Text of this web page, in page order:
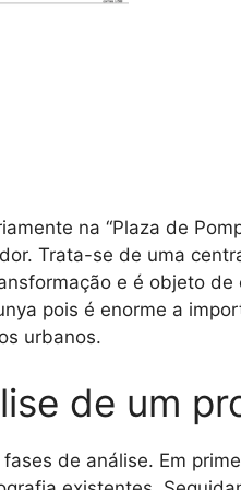
na “Plaza de
Trata-se de uma
e é objeto
pois é enorme a
urbanos.
de um
de análise. Em